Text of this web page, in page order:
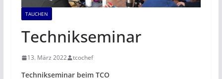
TAUCHEN
Technikseminar
13. März 2022 tcochef
Technikseminar beim TCO